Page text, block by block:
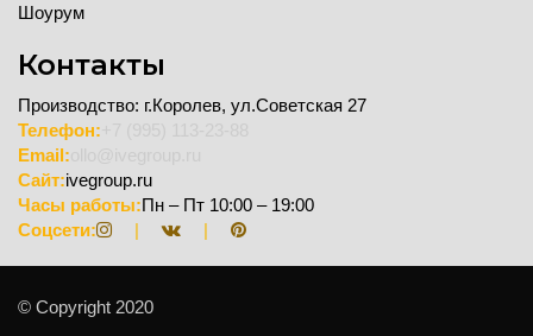
Шоурум
Контакты
Производство: г.Королев, ул.Советская 27
Телефон:
Email:
Сайт:ivegroup.ru
Часы работы:Пн – Пт 10:00 – 19:00
Соцсети:
| |
© Copyright 2020